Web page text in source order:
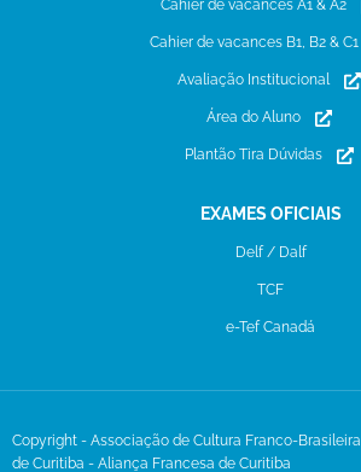
Cahier de vacances A1 & A2
Cahier de vacances B1, B2 & C1
Avaliação Institucional
Área do Aluno
Plantão Tira Dúvidas
EXAMES OFICIAIS
Delf / Dalf
TCF
e-Tef Canadá
Copyright - Associação de Cultura Franco-Brasileira
de Curitiba - Aliança Francesa de Curitiba